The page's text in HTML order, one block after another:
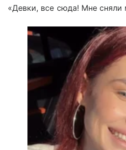
«Девки, все сюда! Мне сняли